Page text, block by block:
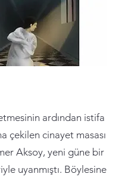
ardından istifa
çekilen cinayet masası
Aksoy, yeni güne bir
uyanmıştı. Böylesine